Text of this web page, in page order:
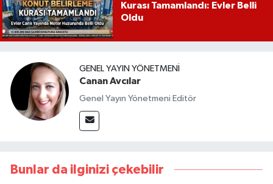
Kurası Tamamlandı: Evler Belli
Oldu
GENEL YAYIN YÖNETMENI
Canan Avcılar
Genel Yayın Yönetmeni Editör
Bunlar da ilginizi çekebilir